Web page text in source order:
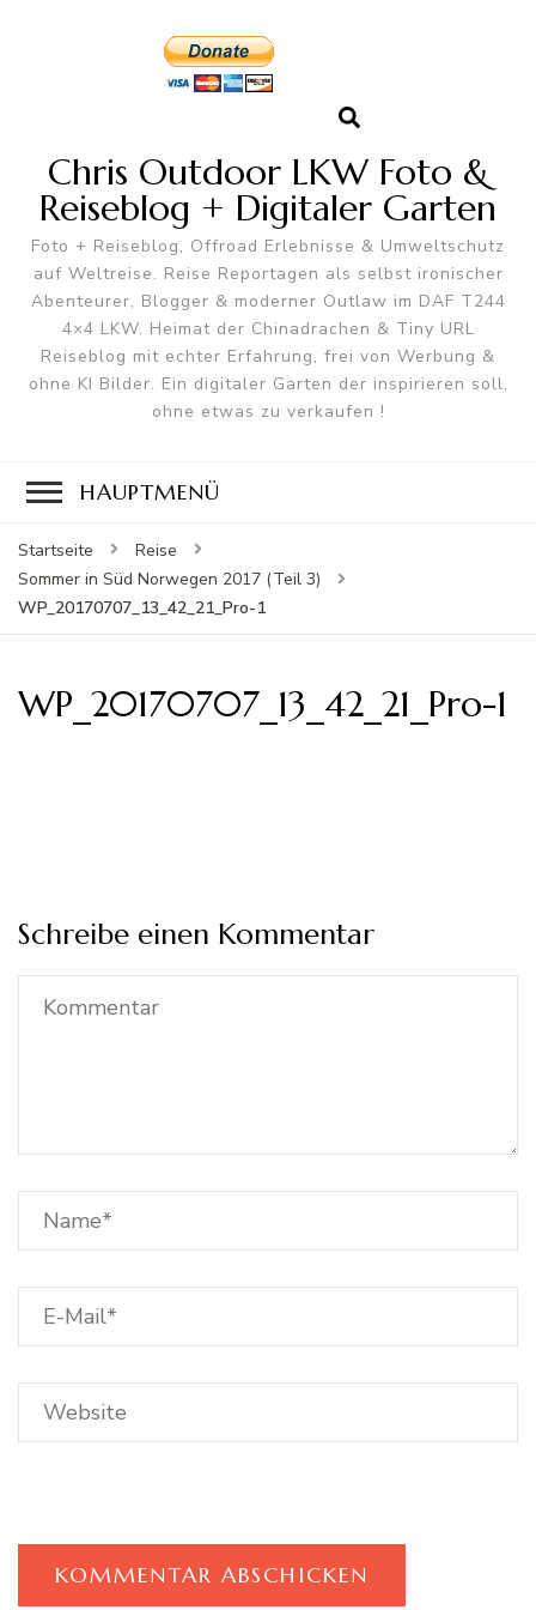
Chris Outdoor LKW Foto &
Reiseblog + Digitaler Garten
Foto + Reiseblog, Offroad Erlebnisse & Umweltschutz
auf Weltreise. Reise Reportagen als selbst ironischer
Abenteurer, Blogger & moderner Outlaw im DAF T244
4×4 LKW. Heimat der Chinadrachen & Tiny URL
Reiseblog mit echter Erfahrung, frei von Werbung &
ohne KI Bilder. Ein digitaler Garten der inspirieren soll,
ohne etwas zu verkaufen !
HAUPTMENÜ
Startseite
Reise
Sommer in Süd Norwegen 2017 (Teil 3)
WP_20170707_13_42_21_Pro-1
WP_20170707_13_42_21_Pro-1
Schreibe einen Kommentar